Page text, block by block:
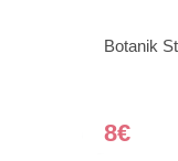
Botanik
8€